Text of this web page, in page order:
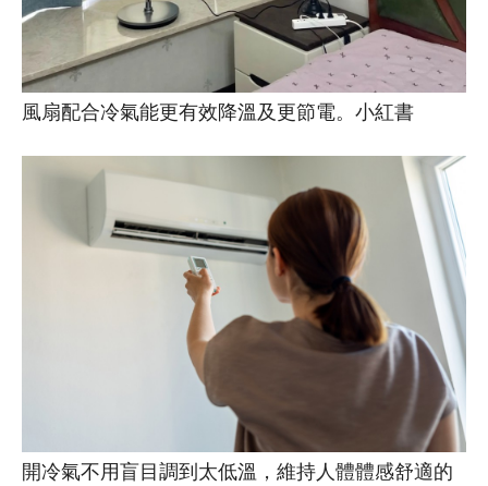
風扇配合冷氣能更有效降溫及更節電。小紅書
開冷氣不用盲目調到太低溫，維持人體體感舒適的